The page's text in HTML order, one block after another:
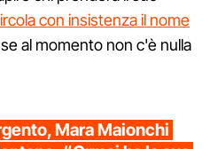
con insistenza il nome
al momento non c'è nulla
Mara Maionchi